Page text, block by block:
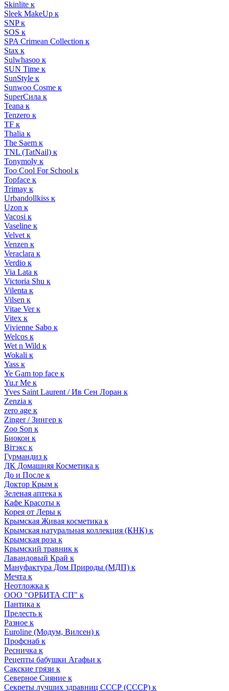
Skinlite к
Sleek MakeUp к
SNP к
SOS к
SPA Crimean Collection к
Stax к
Sulwhasoo к
SUN Time к
SunStyle к
Sunwoo Cosme к
SuperСила к
Teana к
Tenzero к
TF к
Thalia к
The Saem к
TNL (TatNail) к
Tonymoly к
Too Cool For School к
Topface к
Trimay к
Urbandollkiss к
Uzon к
Vacosi к
Vaseline к
Velvet к
Venzen к
Veraclara к
Verdio к
Via Lata к
Victoria Shu к
Vilenta к
Vilsen к
Vitae Ver к
Vitex к
Vivienne Sabo к
Welcos к
Wet n Wild к
Wokali к
Yass к
Ye Gam top face к
Yu.r Me к
Yves Saint Laurent / Ив Сен Лоран к
Zenzia к
zero age к
Zinger / Зингер к
Zoo Son к
Биокон к
Вiтэкс к
Гурмандиз к
ДК Домашняя Косметика к
До и После к
Доктор Крым к
Зеленая аптека к
Кафе Красоты к
Корея от Леры к
Крымская Живая косметика к
Крымская натуральная коллекция (КНК) к
Крымская роза к
Крымский травник к
Лавандовый Край к
Мануфактура Дом Природы (МДП) к
Мечта к
Неотложка к
ООО "ОРБИТА СП" к
Пантика к
Прелесть к
Разное к
Euroline (Модум, Вилсен) к
Профснаб к
Ресничка к
Рецепты бабушки Агафьи к
Сакские грязи к
Северное Сияние к
Секреты лучших здравниц СССР (СССР) к